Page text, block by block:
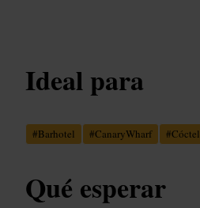
Ideal para
#Barhotel #CanaryWharf #
Qué esperar